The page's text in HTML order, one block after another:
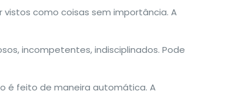
como coisas sem importância. A
incompetentes, indisciplinados. Pode
é feito de maneira automática. A